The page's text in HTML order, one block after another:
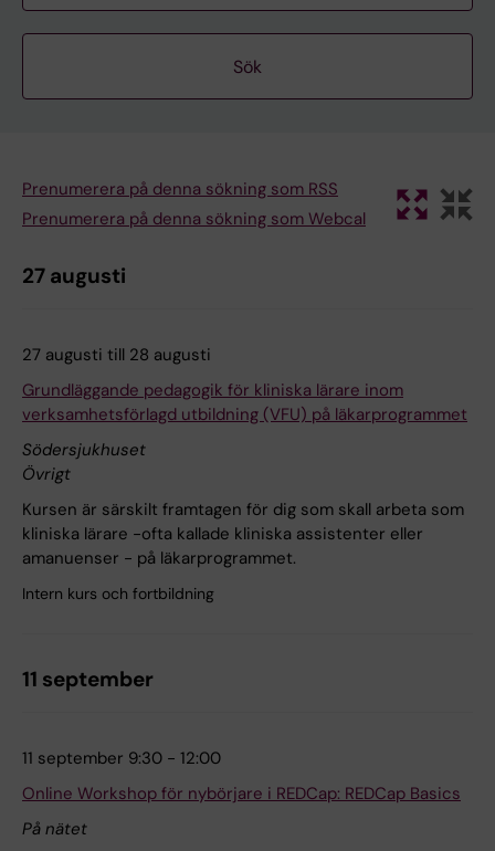
Prenumerera på denna sökning som RSS
Prenumerera på denna sökning som Webcal
27 augusti
27 augusti till 28 augusti
Grundläggande pedagogik för kliniska lärare inom
verksamhetsförlagd utbildning (VFU) på läkarprogrammet
Södersjukhuset
Övrigt
Kursen är särskilt framtagen för dig som skall arbeta som
kliniska lärare -ofta kallade kliniska assistenter eller
amanuenser - på läkarprogrammet.
Intern kurs och fortbildning
11 september
11 september 9:30 - 12:00
Online Workshop för nybörjare i REDCap: REDCap Basics
På nätet